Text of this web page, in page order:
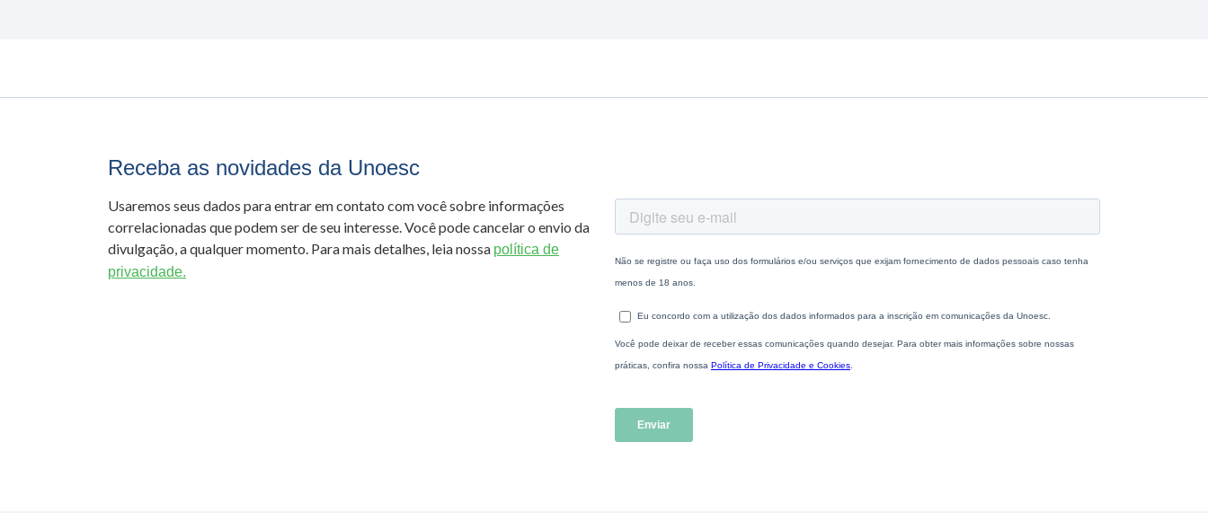
Receba as novidades da Unoesc
Usaremos seus dados para entrar em contato com você sobre informações
correlacionadas que podem ser de seu interesse. Você pode cancelar o envio da
divulgação, a qualquer momento. Para mais detalhes, leia nossa política de
privacidade.